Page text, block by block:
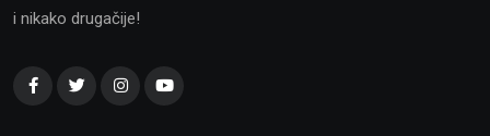
i nikako drugačije!